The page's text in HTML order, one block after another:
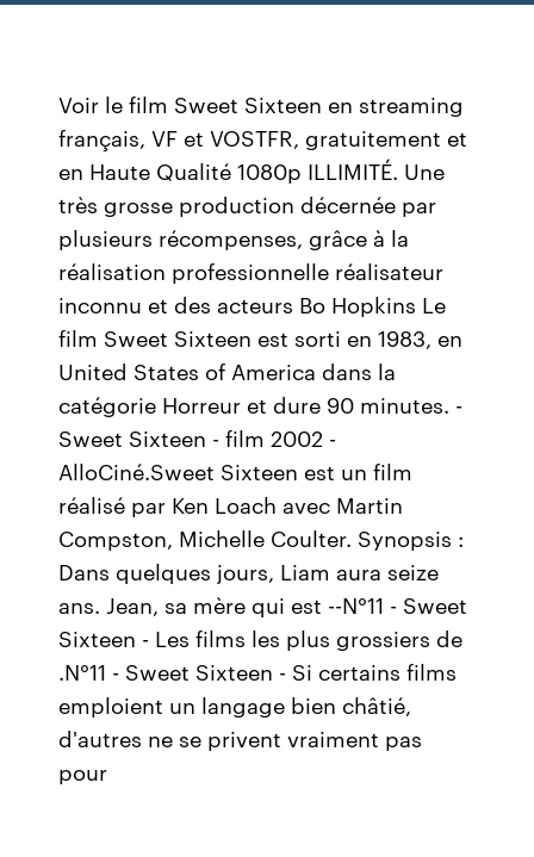
Voir le film Sweet Sixteen en streaming
français, VF et VOSTFR, gratuitement et
en Haute Qualité 1080p ILLIMITÉ. Une
très grosse production décernée par
plusieurs récompenses, grâce à la
réalisation professionnelle réalisateur
inconnu et des acteurs Bo Hopkins Le
film Sweet Sixteen est sorti en 1983, en
United States of America dans la
catégorie Horreur et dure 90 minutes. -
Sweet Sixteen - film 2002 -
AlloCiné.Sweet Sixteen est un film
réalisé par Ken Loach avec Martin
Compston, Michelle Coulter. Synopsis :
Dans quelques jours, Liam aura seize
ans. Jean, sa mère qui est --N°11 - Sweet
Sixteen - Les films les plus grossiers de
.N°11 - Sweet Sixteen - Si certains films
emploient un langage bien châtié,
d'autres ne se privent vraiment pas
pour